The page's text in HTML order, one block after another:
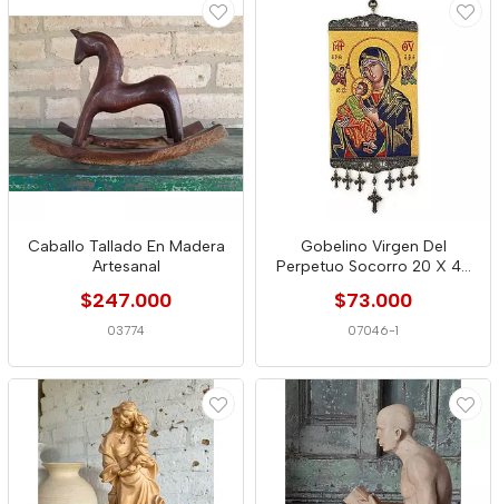
Caballo Tallado En Madera
Artesanal
$247.000
03774
Gobelino Virgen Del
Perpetuo Socorro 20 X 47
$73.000
07046-1